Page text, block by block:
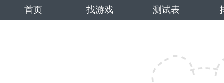
首页 找游戏 测试表